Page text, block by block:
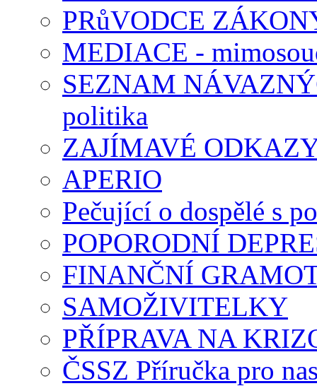
PRůVODCE
MEDIACE -
SEZNAM
politika
ZAJÍMAVÉ
APERIO
Pečující o dospělé s
POPORODNÍ
FINANČNÍ
SAMOŽIVITELKY
PŘÍPRAVA NA
ČSSZ Příručka pro